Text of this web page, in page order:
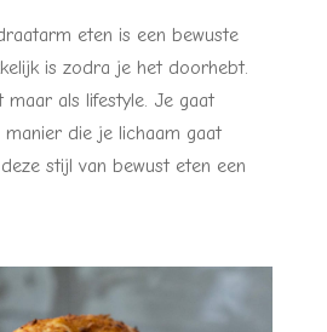
eten is een bewuste
is zodra je het doorhebt.
maar als lifestyle. Je gaat
die je lichaam gaat
stijl van bewust eten een